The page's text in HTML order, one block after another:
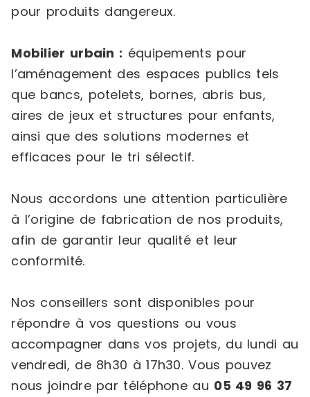
pour produits dangereux.
Mobilier urbain : équipements pour
l’aménagement des espaces publics tels
que bancs, potelets, bornes, abris bus,
aires de jeux et structures pour enfants,
ainsi que des solutions modernes et
efficaces pour le tri sélectif.
Nous accordons une attention particulière
à l’origine de fabrication de nos produits,
afin de garantir leur qualité et leur
conformité.
Nos conseillers sont disponibles pour
répondre à vos questions ou vous
accompagner dans vos projets, du lundi au
vendredi, de 8h30 à 17h30. Vous pouvez
nous joindre par téléphone au 05 49 96 37